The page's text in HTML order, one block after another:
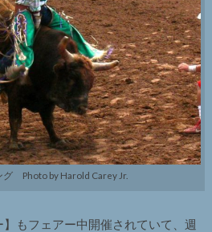
グ Photo by Harold Carey Jr.
】もフェアー中開催されていて、週